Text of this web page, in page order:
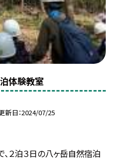
体験教室
新日 2024/07/25
、２泊３日の八ヶ岳自然宿泊